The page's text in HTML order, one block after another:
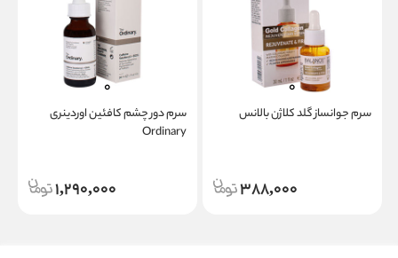
سرم جوانساز گلد کلاژن بالانس
388,000
سرم دور چشم کافئین اوردینری
Ordinary
1,290,000